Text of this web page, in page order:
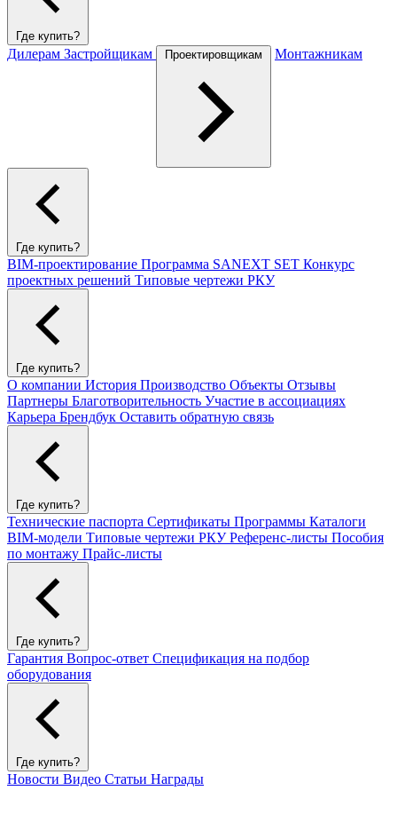
Где купить?
Дилерам Застройщикам Проектировщикам Монтажникам
Где купить?
BIM-проектирование Программа SANEXT SET Конкурс
проектных решений Типовые чертежи РКУ
Где купить?
О компании История Производство Объекты Отзывы
Партнеры Благотворительность Участие в ассоциациях
Карьера Брендбук Оставить обратную связь
Где купить?
Технические паспорта Сертификаты Программы Каталоги
BIM-модели Типовые чертежи РКУРеференс-листы Пособия
по монтажу Прайс-листы
Где купить?
Гарантия Вопрос-ответ Спецификация на подбор
оборудования
Где купить?
Новости Видео Статьи Награды